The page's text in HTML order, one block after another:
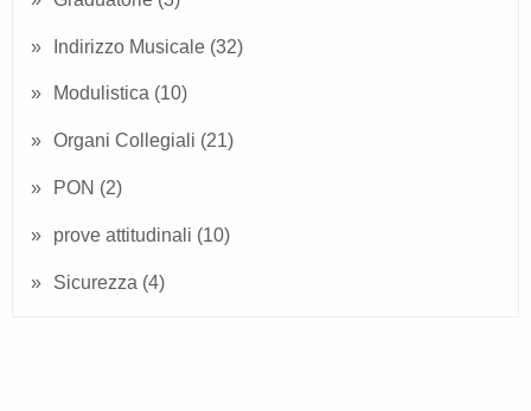
Indirizzo Musicale (32)
Modulistica (10)
Organi Collegiali (21)
PON (2)
prove attitudinali (10)
Sicurezza (4)